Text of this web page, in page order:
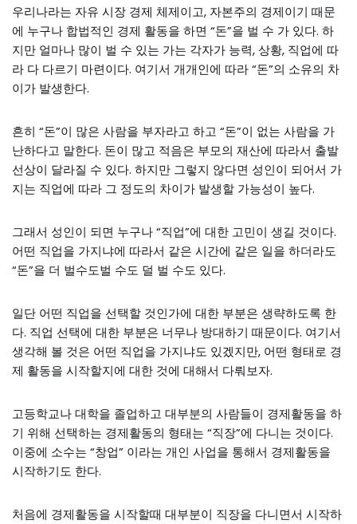
우리나라는 자유 시장 경제 체제이고, 자본주의 경제이기 때문
에 누구나 합법적인 경제 활동을 하면 “돈”을 벌 수 가 있다. 하
지만 얼마나 많이 벌 수 있는 가는 각자가 능력, 상황, 직업에 따
라 다 다르기 마련이다. 여기서 개개인에 따라 “돈”의 소유의 차
이가 발생한다.
흔히 “돈”이 많은 사람을 부자라고 하고 “돈”이 없는 사람을 가
난하다고 말한다. 돈이 많고 적음은 부모의 재산에 따라서 출발
선상이 달라질 수 있다. 하지만 그렇지 않다면 성인이 되어서 가
지는 직업에 따라 그 정도의 차이가 발생할 가능성이 높다.
그래서 성인이 되면 누구나 “직업”에 대한 고민이 생길 것이다.
어떤 직업을 가지냐에 따라서 같은 시간에 같은 일을 하더라도
“돈”을 더 벌수도벌 수도 덜 벌 수도 있다.
일단 어떤 직업을 선택할 것인가에 대한 부분은 생략하도록 한
다. 직업 선택에 대한 부분은 너무나 방대하기 때문이다. 여기서
생각해 볼 것은 어떤 직업을 가지냐도 있겠지만, 어떤 형태로 경
제 활동을 시작할지에 대한 것에 대해서 다뤄보자.
고등학교나 대학을 졸업하고 대부분의 사람들이 경제활동을 하
기 위해 선택하는 경제활동의 형태는 “직장”에 다니는 것이다.
이중에 소수는 “창업” 이라는 개인 사업을 통해서 경제활동을
시작하기도 한다.
처음에 경제활동을 시작할때 대부분이 직장을 다니면서 시작하